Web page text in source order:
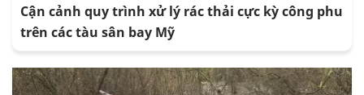
Cận cảnh quy trình xử lý rác thải cực kỳ công phu
trên các tàu sân bay Mỹ